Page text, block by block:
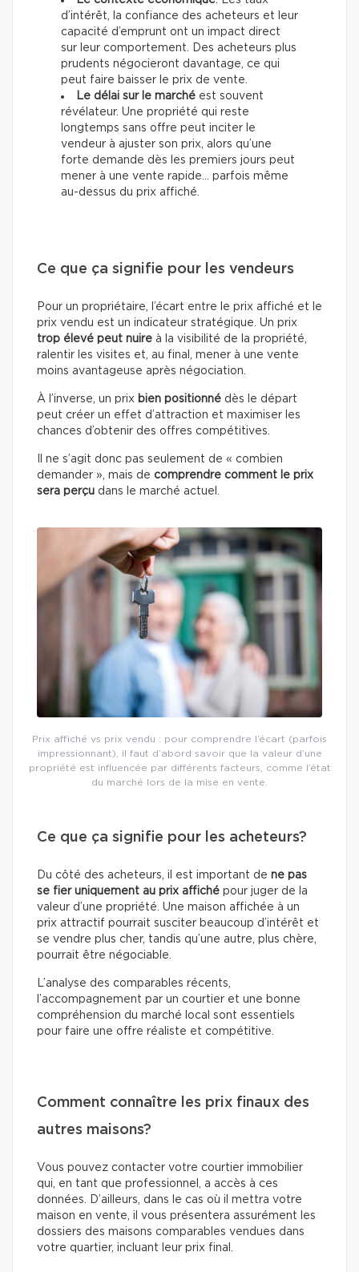
d’intérêt, la confiance des acheteurs et leur
capacité d’emprunt ont un impact direct
sur leur comportement. Des acheteurs plus
prudents négocieront davantage, ce qui
peut faire baisser le prix de vente.
Le délai sur le marché est souvent
révélateur. Une propriété qui reste
longtemps sans offre peut inciter le
vendeur à ajuster son prix, alors qu’une
forte demande dès les premiers jours peut
mener à une vente rapide… parfois même
au-dessus du prix affiché.
Ce que ça signifie pour les vendeurs
Pour un propriétaire, l’écart entre le prix affiché et le
prix vendu est un indicateur stratégique. Un prix
trop élevé peut nuire à la visibilité de la propriété,
ralentir les visites et, au final, mener à une vente
moins avantageuse après négociation.
À l’inverse, un prix bien positionné dès le départ
peut créer un effet d’attraction et maximiser les
chances d’obtenir des offres compétitives.
Il ne s’agit donc pas seulement de « combien
demander », mais de comprendre comment le prix
sera perçu dans le marché actuel.
Prix affiché vs prix vendu : pour comprendre l’écart (parfois
impressionnant), il faut d’abord savoir que la valeur d’une
propriété est influencée par différents facteurs, comme l’état
du marché lors de la mise en vente.
Ce que ça signifie pour les acheteurs?
Du côté des acheteurs, il est important de ne pas
se fier uniquement au prix affiché pour juger de la
valeur d’une propriété. Une maison affichée à un
prix attractif pourrait susciter beaucoup d’intérêt et
se vendre plus cher, tandis qu’une autre, plus chère,
pourrait être négociable.
L’analyse des comparables récents,
l’accompagnement par un courtier et une bonne
compréhension du marché local sont essentiels
pour faire une offre réaliste et compétitive.
Comment connaître les prix finaux des
autres maisons?
Vous pouvez contacter votre courtier immobilier
qui, en tant que professionnel, a accès à ces
données. D’ailleurs, dans le cas où il mettra votre
maison en vente, il vous présentera assurément les
dossiers des maisons comparables vendues dans
votre quartier, incluant leur prix final.